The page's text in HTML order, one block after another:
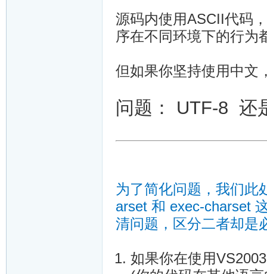
源码内使用ASCII代码
序在不同环境下的行为
但如果你坚持使用中文
问题： UTF-8 还
为了简化问题，我们此
arset 和 exec-charset
清问题，区分二者却是
如果你在使用